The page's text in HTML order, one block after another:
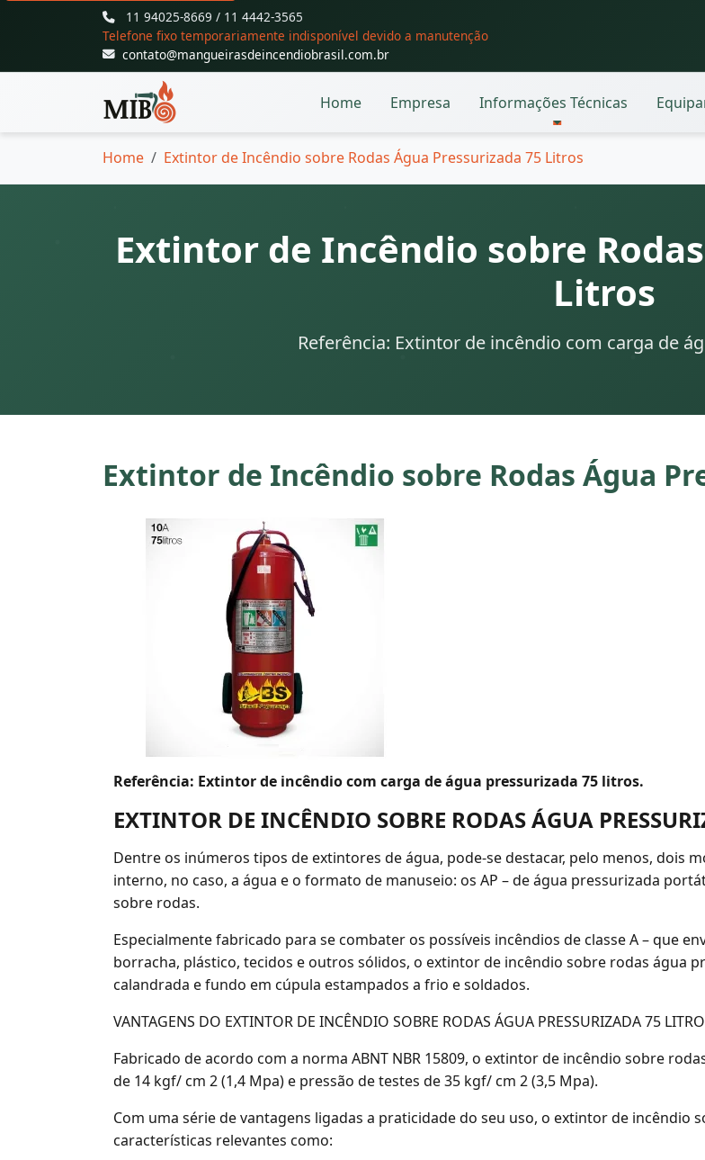
11 94025-8669 / 11 4442-3565
Telefone fixo temporariamente indisponível devido a manutenção
contato@mangueirasdeincendiobrasil.com.br
Home Empresa Informações Técnicas
Home Extintor de Incêndio sobre Rodas Água Pressurizada 75 Litros
Extintor de Incêndio sobre
Litros
Referência: Extintor de incêndio com carga de
Extintor de Incêndio sobre Rodas Água
Referência: Extintor de incêndio com carga de água pressurizada 75 litros.
EXTINTOR DE INCÊNDIO SOBRE RODAS ÁGUA
Dentre os inúmeros tipos de extintores de água, pode-se destacar, pelo menos, dois
interno, no caso, a água e o formato de manuseio: os AP – de água pressurizada
sobre rodas.
Especialmente fabricado para se combater os possíveis incêndios de classe A – que
borracha, plástico, tecidos e outros sólidos, o extintor de incêndio sobre rodas água
calandrada e fundo em cúpula estampados a frio e soldados.
VANTAGENS DO EXTINTOR DE INCÊNDIO SOBRE RODAS ÁGUA PRESSURIZADA 75
Fabricado de acordo com a norma ABNT NBR 15809, o extintor de incêndio sobre
de 14 kgf/ cm 2 (1,4 Mpa) e pressão de testes de 35 kgf/ cm 2 (3,5 Mpa).
Com uma série de vantagens ligadas a praticidade do seu uso, o extintor de incêndio
características relevantes como: